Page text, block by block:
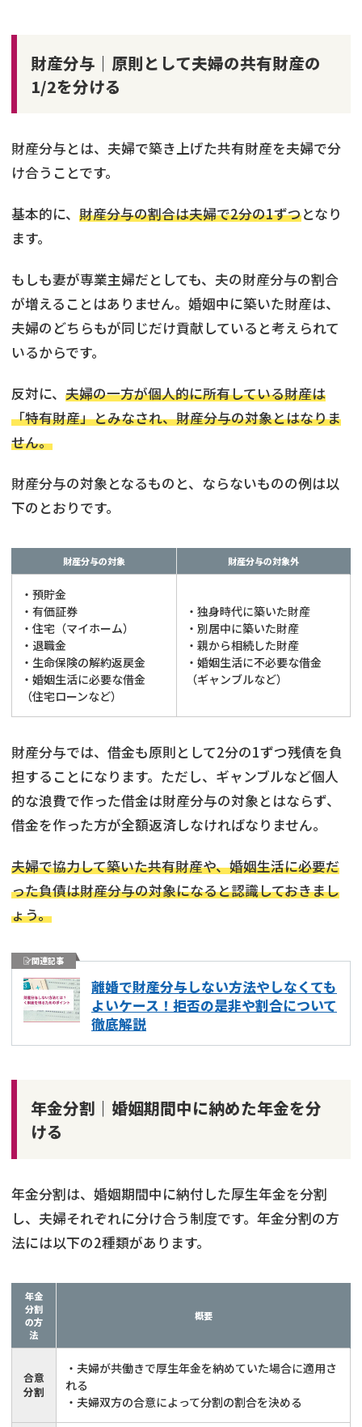
財産分与｜原則として夫婦の共有財産の
1/2を分ける
財産分与とは、夫婦で築き上げた共有財産を夫婦で分
け合うことです。
基本的に、 財産分与の割合は夫婦で2分の1ずつとなり
ます。
もしも妻が専業主婦だとしても、夫の財産分与の割合
が増えることはありません。婚姻中に築いた財産は、
夫婦のどちらもが同じだけ貢献していると考えられて
いるからです。
反対に、 夫婦の一方が個人的に所有している財産は
「特有財産」とみなされ、財産分与の対象とはなりま
せん。
財産分与の対象となるものと、ならないものの例は以
下のとおりです。
財産分与の対象 財産分与の対象外
・預貯金
・有価証券
・住宅（マイホーム）
・退職金
・生命保険の解約返戻金
・婚姻生活に必要な借金
（住宅ローンなど）
・独身時代に築いた財産
・別居中に築いた財産
・親から相続した財産
・婚姻生活に不必要な借金
（ギャンブルなど）
財産分与では、借金も原則として2分の1ずつ残債を負
担することになります。ただし、ギャンブルなど個人
的な浪費で作った借金は財産分与の対象とはならず、
借金を作った方が全額返済しなければなりません。
夫婦で協力して築いた共有財産や、婚姻生活に必要だ
った負債は財産分与の対象になると認識しておきまし
ょう。
関連記事
離婚で財産分与しない方法やしなくても
よいケース！拒否の是非や割合について
徹底解説
年金分割｜婚姻期間中に納めた年金を分
ける
年金分割は、婚姻期間中に納付した厚生年金を分割
し、夫婦それぞれに分け合う制度です。年金分割の方
法には以下の2種類があります。
年金
分割
の方
法
概要
合意
分割
・夫婦が共働きで厚生年金を納めていた場合に適用さ
れる
・夫婦双方の合意によって分割の割合を決める